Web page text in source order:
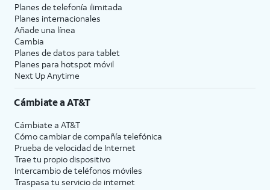
Planes de telefonía ilimitada
Planes internacionales
Añade una línea
Cambia
Planes de datos para tablet
Planes para hotspot móvil
Next Up Anytime
Cámbiate aAT&T
Cámbiate a AT&T
Cómo cambiar de compañía telefónica
Prueba de velocidad de Internet
Trae tu propio dispositivo
Intercambio de teléfonos móviles
Traspasa tu servicio de internet